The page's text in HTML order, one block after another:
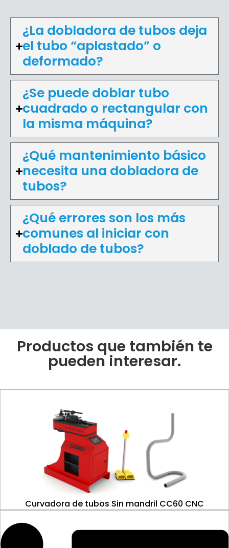
¿La dobladora de tubos deja
el tubo “aplastado” o
deformado?
¿Se puede doblar tubo
cuadrado o rectangular con
la misma máquina?
¿Qué mantenimiento básico
necesita una dobladora de
tubos?
¿Qué errores son los más
comunes al iniciar con
doblado de tubos?
Productos que también te
pueden interesar.
Curvadora de tubos Sin mandril CC60 CNC